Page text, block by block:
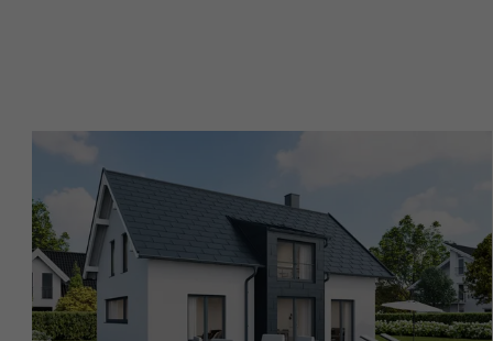
DECORSO
SCOPO
NOME
PROVIDER
necessita più
PROVIDER
DECORSO